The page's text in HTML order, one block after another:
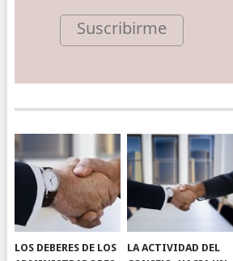
Suscribirme
LOS DEBERES DE LOS
LA ACTIVIDAD DEL